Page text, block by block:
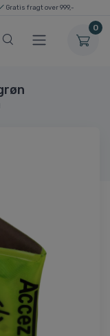
Gratis fragt over 999,-
0